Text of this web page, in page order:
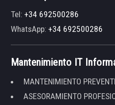
Tel:+34 692500286
WhatsApp:+34 692500286
Mantenimiento IT
MANTENIMIENTO
ASESORAMIENTO